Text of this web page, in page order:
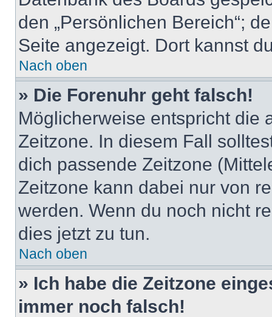
den „Persönlichen Bereich“;
Seite angezeigt. Dort kannst
Nach oben
» Die Forenuhr geht falsch!
Möglicherweise entspricht die
Zeitzone. In diesem Fall
dich passende Zeitzone
Zeitzone kann dabei nur von
werden. Wenn du noch nicht
dies jetzt zu tun.
Nach oben
» Ich habe die Zeitzone
immer noch falsch!